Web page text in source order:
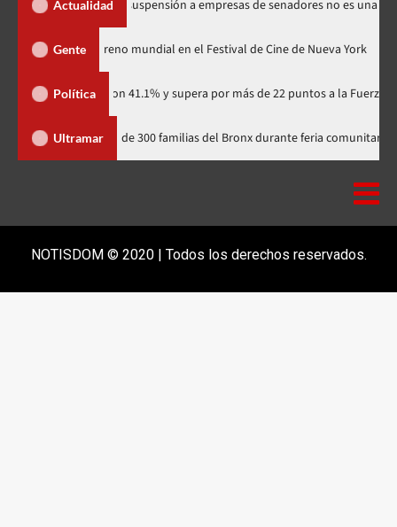
Actualidad
dice suspensión a empresas de senadores no es una sanción
Gente
«Godzilla Minus Zero» tendrá su estreno mundial en el Festival de Cine de
Política
con 41.1% y supera por más de 22 puntos a la Fuerza del Pueblo
Ultramar
Yudelka Tapia acerca recursos a más de 300 familias del Bronx durante
NOTISDOM © 2020 | Todos los derechos reservados.